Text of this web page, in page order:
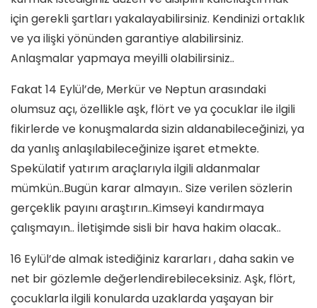
için gerekli şartları yakalayabilirsiniz. Kendinizi ortaklık
ve ya ilişki yönünden garantiye alabilirsiniz.
Anlaşmalar yapmaya meyilli olabilirsiniz..
Fakat 14 Eylül’de, Merkür ve Neptun arasındaki
olumsuz açı, özellikle aşk, flört ve ya çocuklar ile ilgili
fikirlerde ve konuşmalarda sizin aldanabileceğinizi, ya
da yanlış anlaşılabileceğinize işaret etmekte.
Spekülatif yatırım araçlarıyla ilgili aldanmalar
mümkün..Bugün karar almayın.. Size verilen sözlerin
gerçeklik payını araştırın..Kimseyi kandırmaya
çalışmayın.. İletişimde sisli bir hava hakim olacak..
16 Eylül’de almak istediğiniz kararları , daha sakin ve
net bir gözlemle değerlendirebileceksiniz. Aşk, flört,
çocuklarla ilgili konularda uzaklarda yaşayan bir